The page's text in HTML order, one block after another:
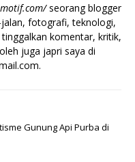
seorang blogger
fotografi, teknologi,
komentar, kritik,
juga japri saya di
.
Gunung Api Purba di